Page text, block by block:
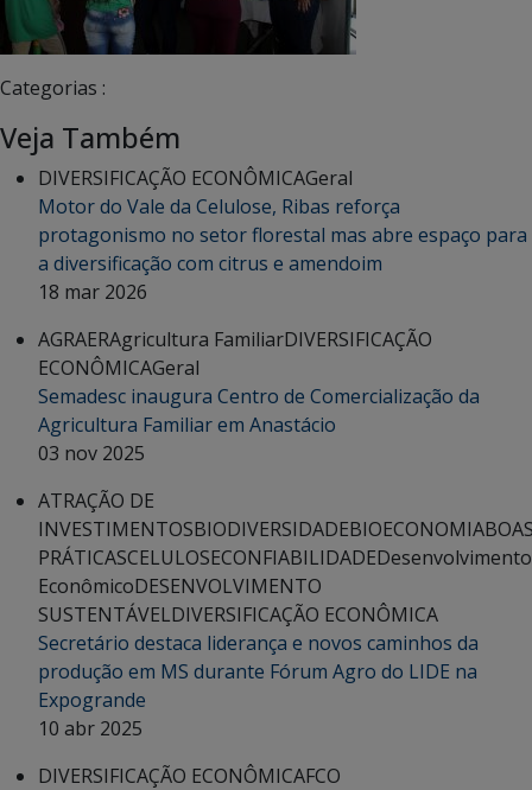
Categorias :
Veja Também
DIVERSIFICAÇÃO ECONÔMICAGeral
Motor do Vale da Celulose, Ribas reforça
protagonismo no setor florestal mas abre espaço para
a diversificação com citrus e amendoim
18 mar 2026
AGRAERAgricultura FamiliarDIVERSIFICAÇÃO
ECONÔMICAGeral
Semadesc inaugura Centro de Comercialização da
Agricultura Familiar em Anastácio
03 nov 2025
ATRAÇÃO DE
INVESTIMENTOSBIODIVERSIDADEBIOECONOMIA
PRÁTICASCELULOSECONFIABILIDADEDesenvolvimento
EconômicoDESENVOLVIMENTO
SUSTENTÁVELDIVERSIFICAÇÃO ECONÔMICA
Secretário destaca liderança e novos caminhos da
produção em MS durante Fórum Agro do LIDE na
Expogrande
10 abr 2025
DIVERSIFICAÇÃO ECONÔMICAFCO